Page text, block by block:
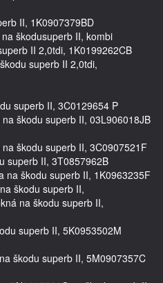
II, 1K0907379BD
škodusuperb II, kombi
II 2,0tdi, 1K0199262CB
superb II 2,0tdi,
superb II, 3C0129654 P
škodu superb II, 03L906018JB
škodu superb II, 3C0907521F
superb II, 3T0857962B
na škodu superb II, 1K0963235F
škodu superb II,
na škodu superb II,
superb II, 5K0953502M
škodu superb II, 5M0907357C